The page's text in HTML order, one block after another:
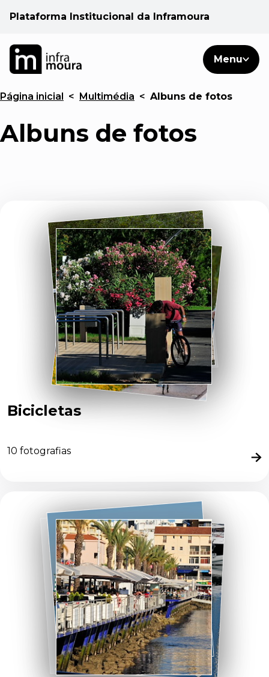
Plataforma Institucional da Inframoura
Menu
Pesquisar
Áreas de atuação
Cliente
PT
Página inicial < Multimédia < Albuns de fotos
Albuns de fotos
Bicicletas
10 fotografias